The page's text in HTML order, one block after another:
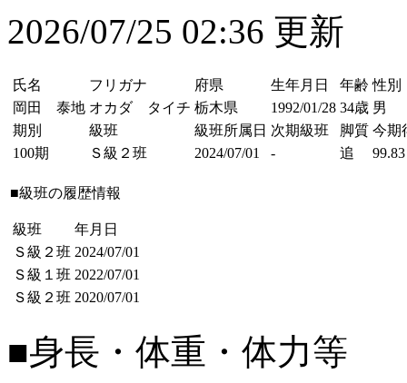
2026/07/25 02:36 更新
氏名 フリガナ 府県 生年月日 年齢 性別
岡田 泰地 オカダ タイチ 栃木県 1992/01/28 34歳 男
期別
級班 級班所属日 次期級班 脚質 今期
100期
Ｓ級２班 2024/07/01 - 追 99.83
■級班の履歴情報
級班
年月日
Ｓ級２班 2024/07/01
Ｓ級１班 2022/07/01
Ｓ級２班 2020/07/01
■身長・体重・体力等